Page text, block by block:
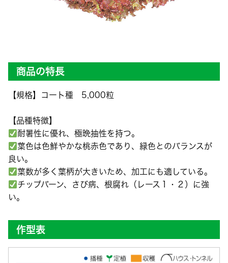
商品の特長
【規格】コート種 5,000粒
【品種特徴】
耐暑性に優れ、極晩抽性を持つ。
葉色は色鮮やかな桃赤色であり、緑色とのバランスが
良い。
葉数が多く葉柄が大きいため、加工にも適している。
チップバーン、さび病、根腐れ（レース１・２）に強
い。
作型表